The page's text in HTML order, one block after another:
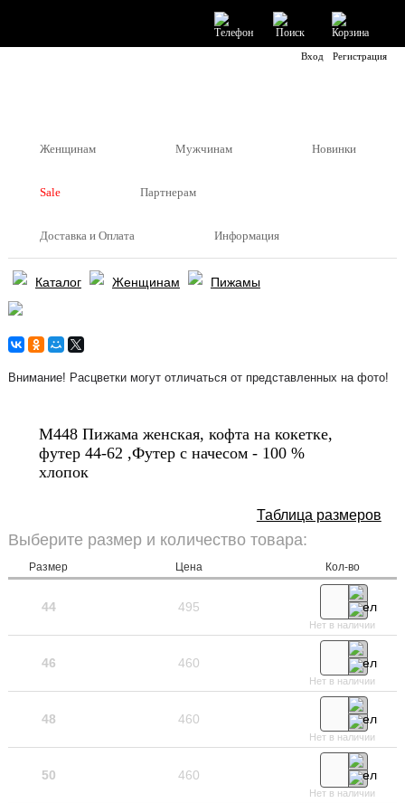
Вход Регистрация
Женщинам Мужчинам Новинки
Sale Партнерам
Доставка и Оплата Информация
Каталог Женщинам Пижамы
Внимание! Расцветки могут отличаться от представленных на фото!
М448 Пижама женская, кофта на кокетке,
футер 44-62 ,Футер с начесом - 100 %
хлопок
Таблица размеров
Выберите размер и количество товара:
Размер Цена Кол-во
44 495
Нет в наличии
46 460
Нет в наличии
48 460
Нет в наличии
50 460
Нет в наличии